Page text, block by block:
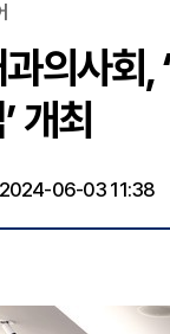
의사회
개최
2024-06-03 11:38